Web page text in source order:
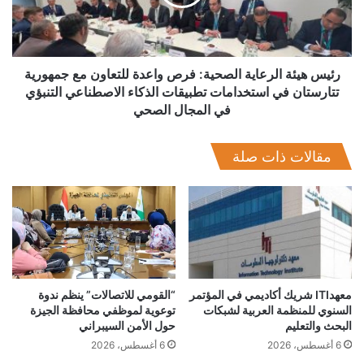
وفي سياق متصل، أعلنت مصر رسميًا ترشحها لعضوية مجلس
الاتحاد الدولي للاتصالات للفترة الانتخابية المقبلة، مستندة إلى أكثر
من خمسة عقود من العضوية المستمرة بالمجلس منذ عام 1973،
ومؤكدة تطلعها لمواصلة دورها كشريك فاعل وصوت داعم لمبادئ
العدالة الرقمية وخدمة جميع الدول بشكل متوازن.
واعدة
للتعاون
جمهورية
تتارستان
في
الذكاء
الاصطناعي
التنبؤي
في
المجال
الصحي
رئيس هيئة الرعاية الصحية: فرص واعدة للتعاون مع جمهورية
تتارستان في استخدامات تطبيقات الذكاء الاصطناعي التنبؤي
في المجال الصحي
مقالات ذات صلة
معهدITI شريك أكاديمي في المؤتمر
السنوي للمنظمة العربية لشبكات
البحث والتعليم
6 أغسطس، 2026
“القومي للاتصالات” ينظم ندوة
توعوية لموظفي محافظة الجيزة
حول الأمن السيبراني
6 أغسطس، 2026